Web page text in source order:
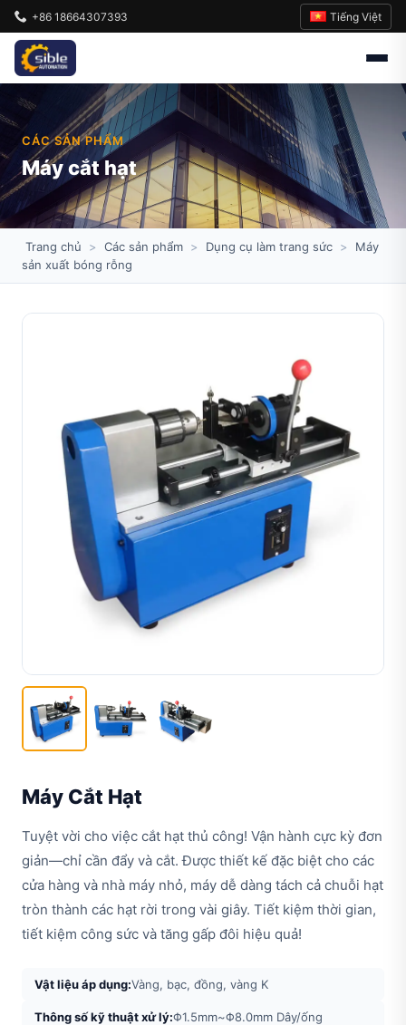
+86 18664307393 Tiếng Việt
CÁC SẢN PHẨM
Máy cắt hạt
Trang chủ > Các sản phẩm > Dụng cụ làm trang sức >
Máy
sản xuất bóng rỗng
Máy Cắt Hạt
Tuyệt vời cho việc cắt hạt thủ công! Vận hành cực kỳ đơn
giản—chỉ cần đẩy và cắt. Được thiết kế đặc biệt cho các
cửa hàng và nhà máy nhỏ, máy dễ dàng tách cả chuỗi hạt
tròn thành các hạt rời trong vài giây. Tiết kiệm thời gian,
tiết kiệm công sức và tăng gấp đôi hiệu quả!
Vật liệu áp dụng:Vàng, bạc, đồng, vàng K
Thông số kỹ thuật xử lý:Φ1.5mm~Φ8.0mm Dây/ống